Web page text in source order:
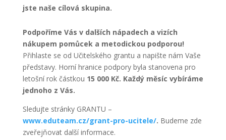
jste naše cílová skupina.
Podpoříme Vás v dalších nápadech a vizích
nákupem pomůcek a metodickou podporou!
Přihlaste se od Učitelského grantu a napište nám Vaše
představy. Horní hranice podpory byla stanovena pro
letošní rok částkou 15 000 Kč. Každý měsíc vybíráme
jednoho z Vás.
Sledujte stránky GRANTU –
www.eduteam.cz/grant-pro-ucitele/. Budeme zde
zveřejňovat další informace.